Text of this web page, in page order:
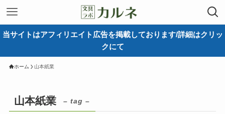
当サイトはアフィリエイト広告を掲載しております/詳細はクリッ
クにて
ホーム 山本紙業
山本紙業 – tag –